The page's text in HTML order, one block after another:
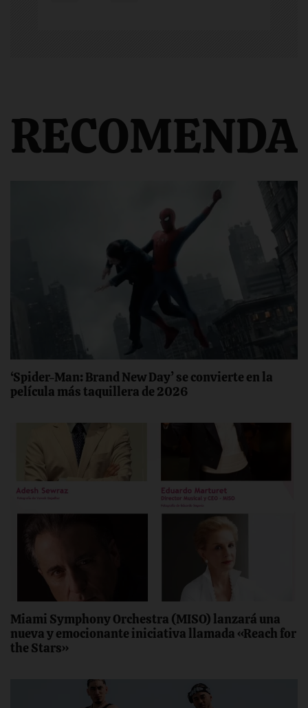
‘Spider-Man: Brand New Day’ se convierte en la
película más taquillera de 2026
Miami Symphony Orchestra (MISO) lanzará una
nueva y emocionante iniciativa llamada «Reach for
the Stars»